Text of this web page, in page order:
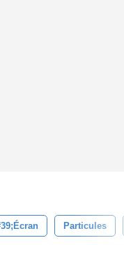
Particules